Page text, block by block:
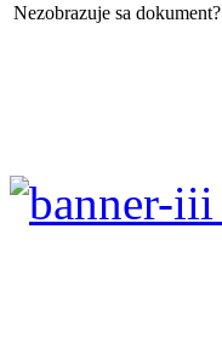
Nezobrazuje sa dokument?